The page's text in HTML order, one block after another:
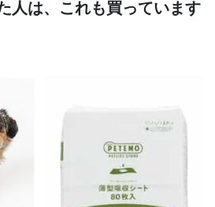
人は、これも買っています